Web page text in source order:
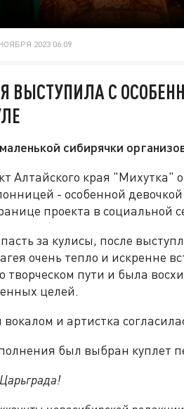
2023 06:09
ВЫСТУПИЛА С
сибирячки
Алтайского края "Михутка"
- особенной
проекта в социальной
за кулисы, после
очень тепло и искренне
творческом пути и была
целей.
и артистка
был выбран куплет